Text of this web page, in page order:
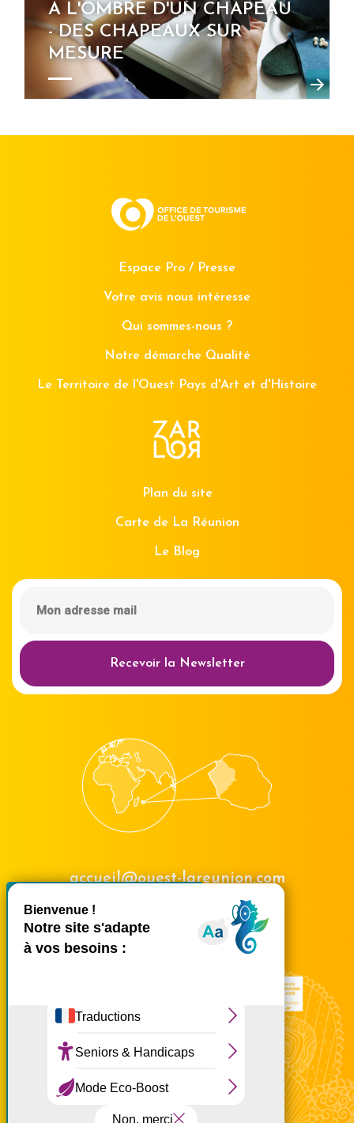
Tout accepter
Tout refuser
Masquer le
À L'OMBRE D'UN CHAPEAU
- DES CHAPEAUX SUR
MESURE
Espace Pro / Presse
Votre avis nous intéresse
Qui sommes-nous ?
Notre démarche Qualité
Le Territoire de l'Ouest Pays d'Art et d'Histoire
Plan du site
Carte de La Réunion
Le Blog
Recevoir la Newsletter
accueil@ouest-lareunion.com
02 62 42 31 31
Nous rencontrer